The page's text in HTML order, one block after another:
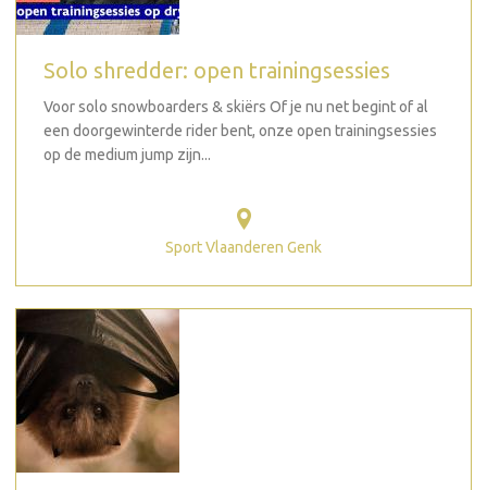
Solo shredder: open trainingsessies
Voor solo snowboarders & skiërs Of je nu net begint of al
een doorgewinterde rider bent, onze open trainingsessies
op de medium jump zijn...
Sport Vlaanderen Genk